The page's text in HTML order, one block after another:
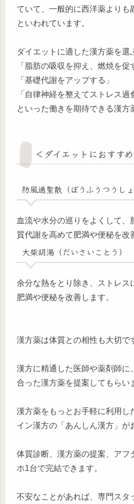
ていて、一般的に西洋薬よりも
といわれています。
ダイエットに適した漢方薬を選
「脂肪の吸収を抑え、燃焼を促
「基礎代謝をアップする」
「自律神経を整えてストレス過
といった働きを期待できる漢方
＜ダイエットにおすす
防風通聖散（ぼうふうつうしょ
血流や水分の巡りをよくして、
質代謝を高めて肥満や便秘を改
大柴胡湯（だいさいことう）
余分な熱をとり除き、ストレス
肥満や便秘を改善します。
漢方薬は体質との相性も大切で
漢方に精通した医師や薬剤師に
合った漢方薬を提案してもらい
漢方薬をもっとお手軽に利用し
イン漢方の「あんしん漢方」が
体質診断、漢方薬の提案、アフ
ホ1台で完結できます。
不安なことがあれば、専門スタ